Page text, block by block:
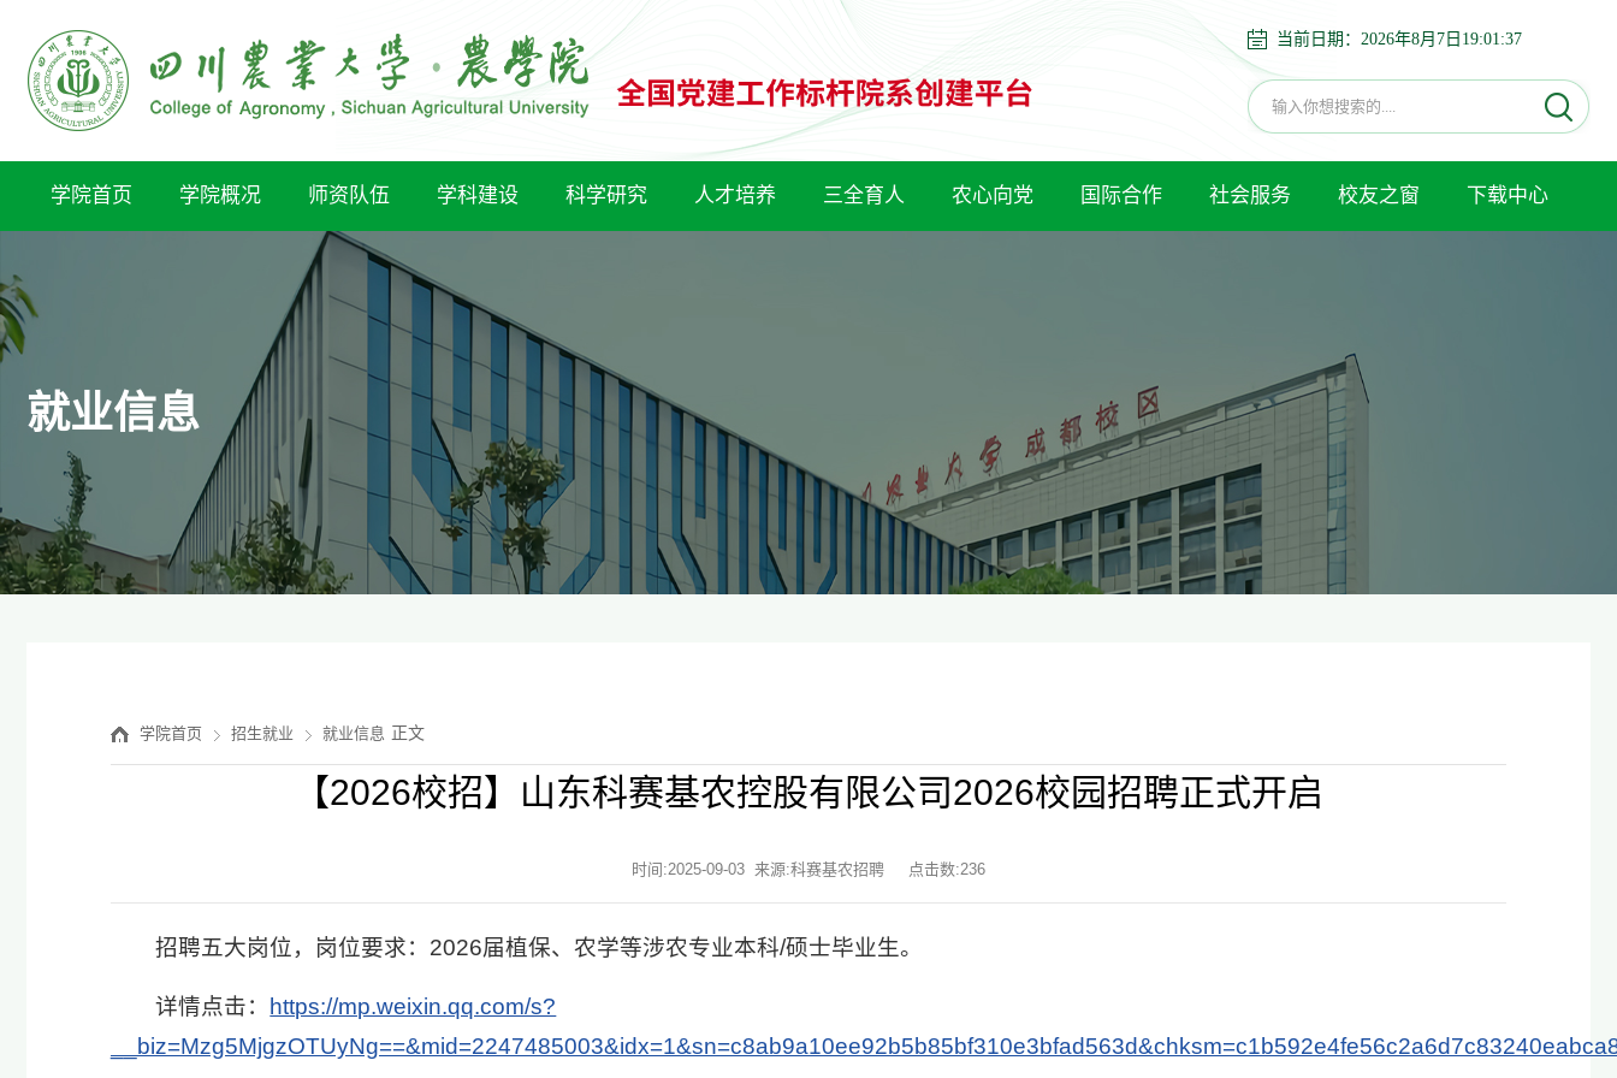
当前日期： 2026年8月7日19:01:37
学院首页 学院概况 师资队伍 学科建设 科学研究 人才培养 三全育人 农心向党 国际合作 社会服务 校友之窗 下载中心
就业信息
学院首页 招生就业 就业信息 正文
【2026校招】山东科赛基农控股有限公司2026校园招聘正式开启
时间:2025-09-03 来源:科赛基农招聘 点击数:236
招聘五大岗位，岗位要求：2026届植保、农学等涉农专业本科/硕士毕业生。
详情点击：
https://mp.weixin.qq.com/s?